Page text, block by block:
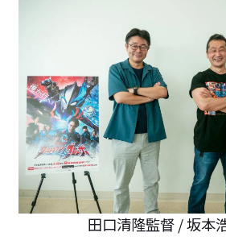
田口清隆監督 / 坂本